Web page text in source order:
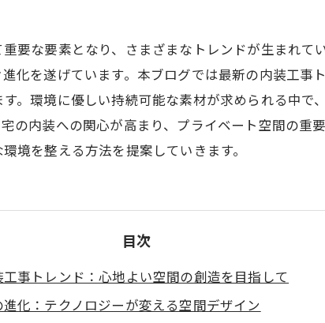
要な要素となり、さまざまなトレンドが生まれて
化を遂げています。本ブログでは最新の内装工事
。環境に優しい持続可能な素材が求められる中で
の内装への関心が高まり、プライベート空間の重
境を整える方法を提案していきます。
目次
事トレンド：心地よい空間の創造を目指して
化：テクノロジーが変える空間デザイン